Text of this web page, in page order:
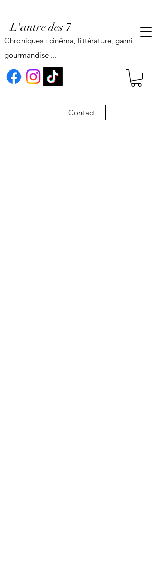
L'antre des 7
Contact
Chroniques : cinéma, littérature, gaming,
gourmandise ...